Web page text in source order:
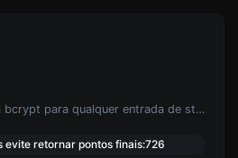
Gerar um hash de senha bcrypt para qualquer entrada de string.
evite retornar pontos finais:726